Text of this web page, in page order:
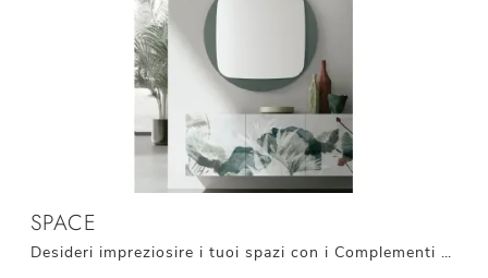
SPACE
Desideri impreziosire i tuoi spazi con i Complementi Target Point? Ecco qui molteplici modelli di specchi in vetro come Space.